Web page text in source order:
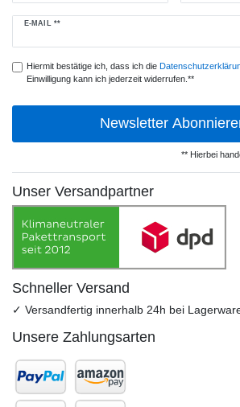
E-MAIL **
Newsletter
Hiermit bestätige ich, dass ich die
Einwilligung kann ich jederzeit widerrufen.**
Newsletter
** Hierbei
Unser Versandpartner
Schneller Versand
✓ Versandfertig innerhalb 24h bei
Unsere Zahlungsarten